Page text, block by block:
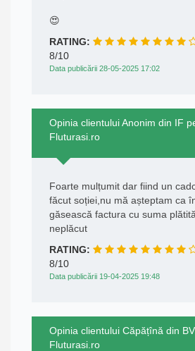
😍
RATING:
8/10
Data publicării 28-05-2025 17:02
Opinia clientului Anonim din IF
Fluturasi.ro
Foarte mulțumit dar fiind un
făcut soției,nu mă așteptam ca
găsească factura cu suma
neplăcut
RATING:
8/10
Data publicării 19-04-2025 19:48
Opinia clientului Căpățînă din
Fluturasi.ro